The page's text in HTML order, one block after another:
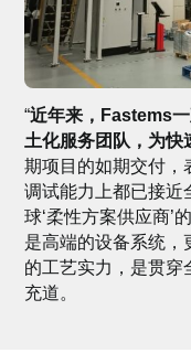
“近年来，Fastems
土化服务团队，为快
期项目的如期交付，
调试能力上都已接近
球‘柔性方案供应商’
是高端的设备系统，
的工艺实力，是贯穿
充道。